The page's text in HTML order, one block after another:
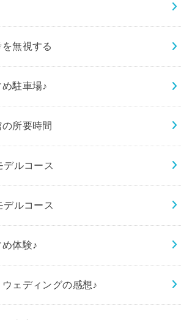
無視する
駐車場♪
所要時間
ルコース
ルコース
体験♪
ェディングの感想♪